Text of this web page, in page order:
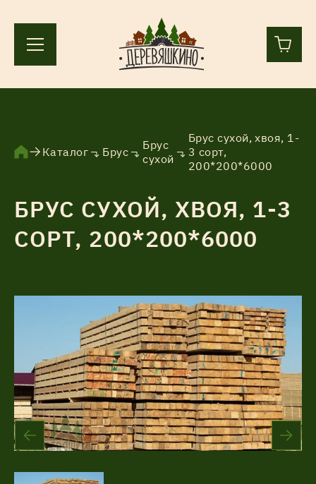
Ленинградская область, Всеволожский р-н, пос.
ПН-ПТ 9:00 – 17:00
Акции
Статьи
О компании
Каталог Брус
Брус
сухой
Брус сухой, хвоя, 1-
3 сорт,
200*200*6000
БРУС СУХОЙ, ХВОЯ, 1-3
СОРТ, 200*200*6000
Соглашение об обработке
персональных данных
Соглашение об обработке
персональных данных